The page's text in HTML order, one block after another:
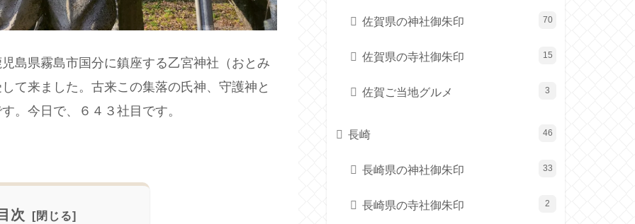
島県霧島市国分に鎮座する乙宮神社（おとみ
て来ました。古来この集落の氏神、守護神と
。今日で、６４３社目です。
次
佐賀県の神社御朱印 70
佐賀県の寺社御朱印 15
佐賀ご当地グルメ 3
長崎 46
長崎県の神社御朱印 33
長崎県の寺社御朱印 2